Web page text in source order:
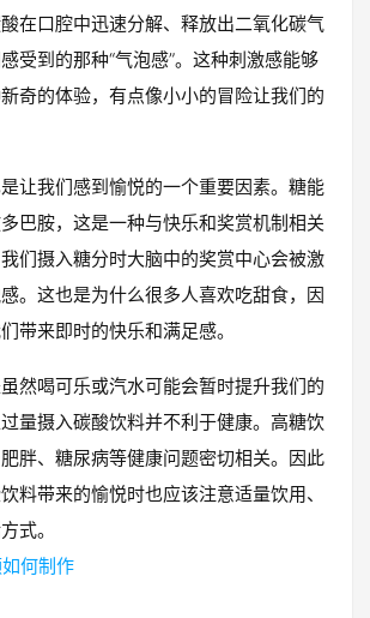
在口腔中迅速分解、释放出二氧化碳气
受到的那种“气泡感”。这种刺激感能够
奇的体验，有点像小小的冒险让我们的
让我们感到愉悦的一个重要因素。糖能
巴胺，这是一种与快乐和奖赏机制相关
们摄入糖分时大脑中的奖赏中心会被激
。这也是为什么很多人喜欢吃甜食，因
带来即时的快乐和满足感。
然喝可乐或汽水可能会暂时提升我们的
量摄入碳酸饮料并不利于健康。高糖饮
胖、糖尿病等健康问题密切相关。因此
料带来的愉悦时也应该注意适量饮用、
式。